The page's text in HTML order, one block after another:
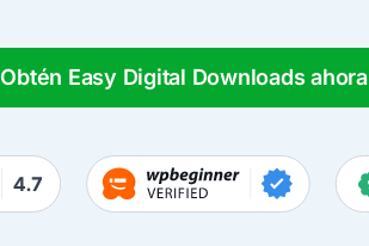
Obtén Easy Digital Downloads ahora